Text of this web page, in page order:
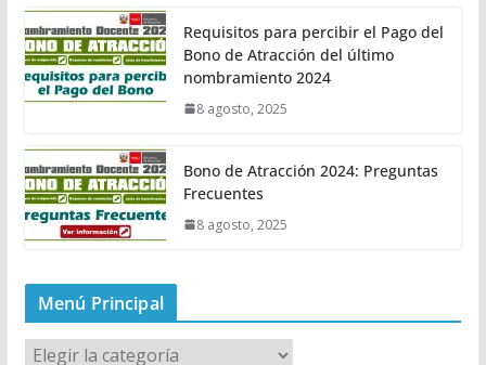
Requisitos para percibir el Pago del
Bono de Atracción del último
nombramiento 2024
8 agosto, 2025
Bono de Atracción 2024: Preguntas
Frecuentes
8 agosto, 2025
Menú Principal
M